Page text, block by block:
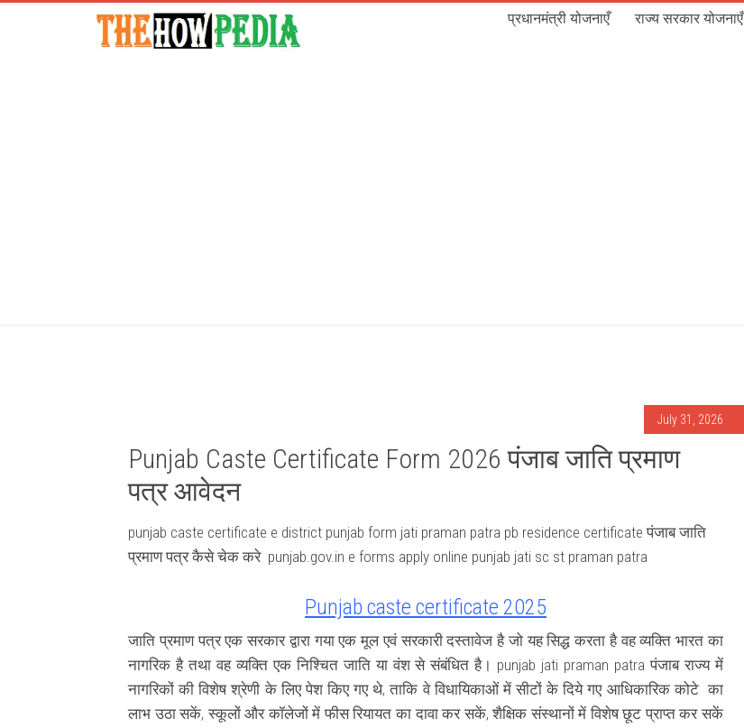
प्रधानमंत्री योजनाएँ राज्य सरकार योजनाएँ
July 31, 2026
Punjab Caste Certificate Form 2026 पंजाब जाति प्रमाण
पत्र आवेदन
punjab caste certificate e district punjab form jati praman patra pb residence certificate पंजाब जाति
प्रमाण पत्र कैसे चेक करे punjab.gov.in e forms apply online punjab jati sc st praman patra
Punjab caste certificate 2025
जाति प्रमाण पत्र एक सरकार द्वारा गया एक मूल एवं सरकारी दस्तावेज है जो यह सिद्ध करता है वह व्यक्ति भारत का
नागरिक है तथा वह व्यक्ति एक निश्चित जाति या वंश से संबंधित है। punjab jati praman patra पंजाब राज्य में
नागरिकों की विशेष श्रेणी के लिए पेश किए गए थे, ताकि वे विधायिकाओं में सीटों के दिये गए आधिकारिक कोटे का
लाभ उठा सकें, स्कूलों और कॉलेजों में फीस रियायत का दावा कर सकें, शैक्षिक संस्थानों में विशेष छूट प्राप्त कर सकें